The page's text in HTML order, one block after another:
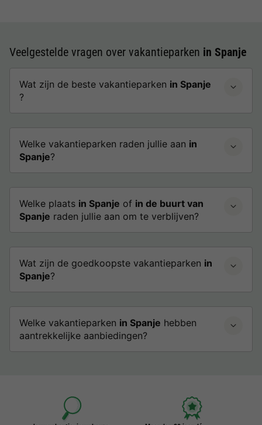
Veelgestelde vragen over vakantieparken in Spanje
Wat zijn de beste vakantieparken in Spanje
?
Welke vakantieparken raden jullie aan in
Spanje?
Welke plaats in Spanje of in de buurt van
Spanje raden jullie aan om te verblijven?
Wat zijn de goedkoopste vakantieparken in
Spanje?
Welke vakantieparken in Spanje hebben
aantrekkelijke aanbiedingen?